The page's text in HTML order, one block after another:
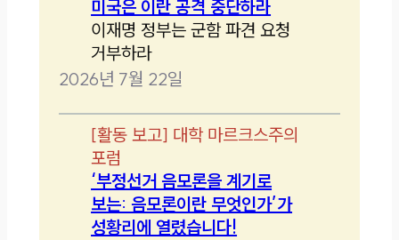
미국은 이란 공격 중단하라
이재명 정부는 군함 파견 요청
거부하라
2026년 7월 22일
[활동 보고] 대학 마르크스주의
포럼
‘부정선거 음모론을 계기로
보는: 음모론이란 무엇인가’가
성황리에 열렸습니다!